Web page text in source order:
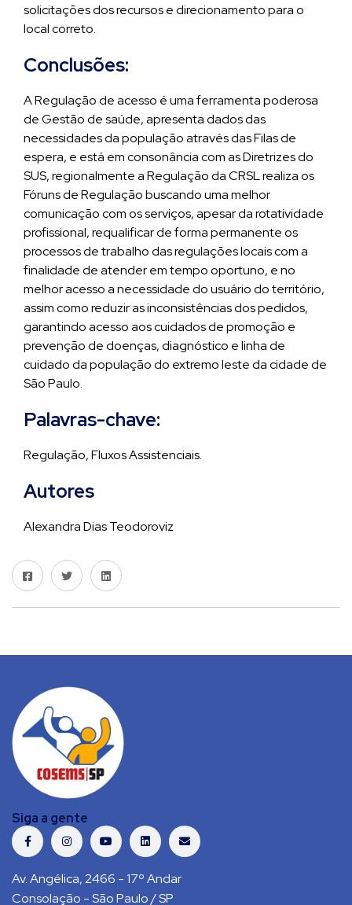
solicitações dos recursos e direcionamento para o
local correto.
Conclusões:
A Regulação de acesso é uma ferramenta poderosa
de Gestão de saúde, apresenta dados das
necessidades da população através das Filas de
espera, e está em consonância com as Diretrizes do
SUS, regionalmente a Regulação da CRSL realiza os
Fóruns de Regulação buscando uma melhor
comunicação com os serviços, apesar da rotatividade
profissional, requalificar de forma permanente os
processos de trabalho das regulações locais com a
finalidade de atender em tempo oportuno, e no
melhor acesso a necessidade do usuário do território,
assim como reduzir as inconsistências dos pedidos,
garantindo acesso aos cuidados de promoção e
prevenção de doenças, diagnóstico e linha de
cuidado da população do extremo leste da cidade de
São Paulo.
Palavras-chave:
Regulação, Fluxos Assistenciais.
Autores
Alexandra Dias Teodoroviz
Siga a gente
Av. Angélica, 2466 - 17º Andar
Consolação - São Paulo / SP